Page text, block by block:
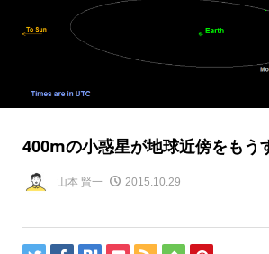
400mの小惑星が地球近傍をもう
山本 賢一 2015.10.29